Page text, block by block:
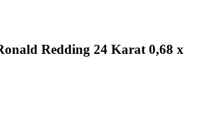
Redding 24 Karat 0,68 х